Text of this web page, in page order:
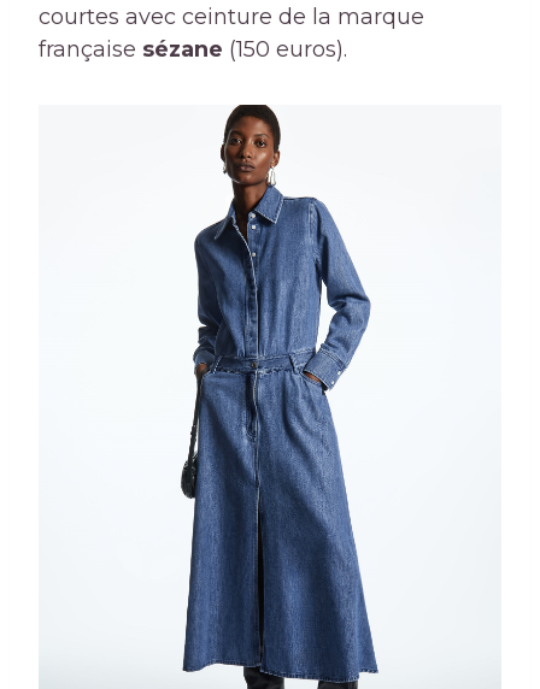
courtes avec ceinture de la marque
française sézane (150 euros).